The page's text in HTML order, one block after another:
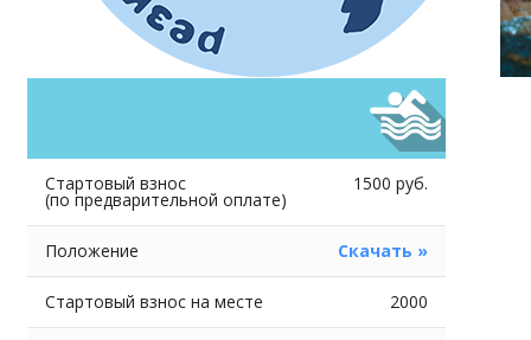
Стартовый взнос
(по предварительной оплате)
1500 руб.
Положение Скачать »
Стартовый взнос на месте 2000